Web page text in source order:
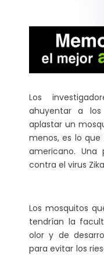
Los
ahuyentar a
aplastar un
menos, es lo
americano.
contra el virus
Los mosquitos
tendrían la
olor y de
para evitar los